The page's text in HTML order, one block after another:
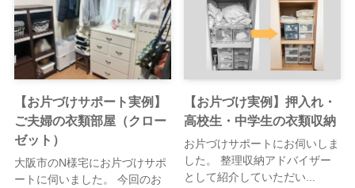
【お片づけサポート実例】
ご夫婦の衣類部屋（クロー
ゼット）
大阪市のN様宅にお片づけサポ
ートに伺いました。 今回のお
【お片づけ実例】押入れ・
高校生・中学生の衣類収納
お片づけサポートにお伺いしま
した。 整理収納アドバイザー
として紹介していただい...